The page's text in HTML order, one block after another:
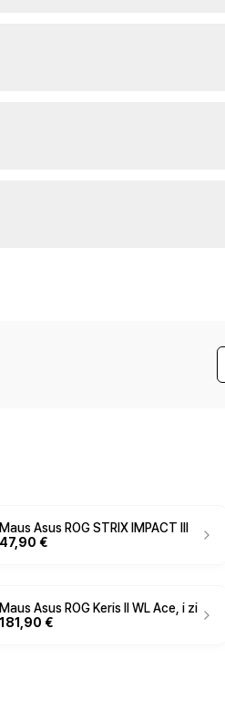
Maus Asus ROG STRIX IMPACT III
47,90 €
Maus Asus ROG Keris II WL Ace, i zi
181,90 €